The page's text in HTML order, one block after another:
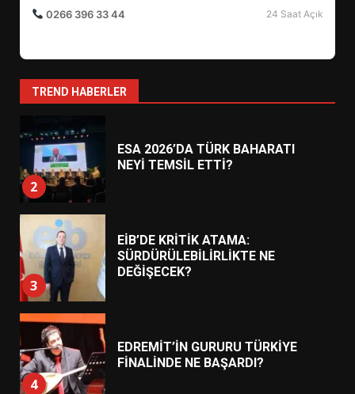
0266 396 33 44
24 Saat Açık
TREND HABERLER
1
HAREKETE GEÇİYOR: GÖZLER
2
ESA 2026’DA TÜRK BAHARATI
NEYİ TEMSİL ETTİ?
3
EİB’DE KRİTİK ATAMA:
SÜRDÜRÜLEBİLİRLİKTE NE
DEĞİŞECEK?
4
EDREMİT’İN GURURU TÜRKİYE
FİNALİNDE NE BAŞARDI?